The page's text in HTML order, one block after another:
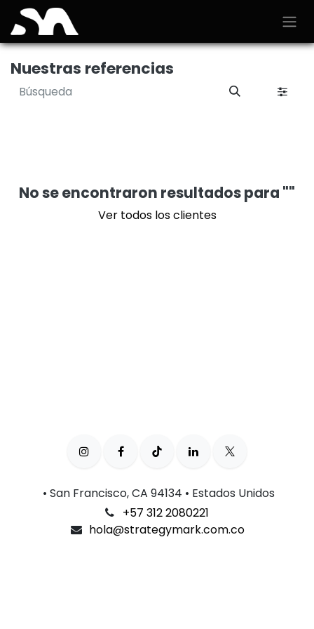
Ir al contenido
Nuestras referencias
No se encontraron resultados para ""
Ver todos los clientes
• San Francisco, CA 94134 • Estados Unidos
+57 312 2080221
hola@strategymark.com.co